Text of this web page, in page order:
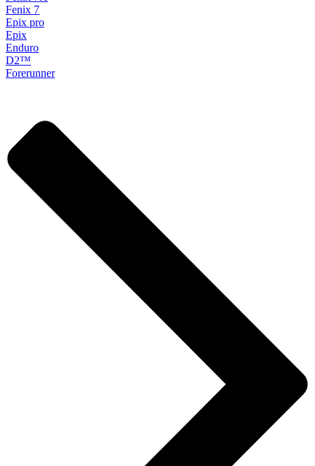
Fenix 7
Epix pro
Epix
Enduro
D2™
Forerunner